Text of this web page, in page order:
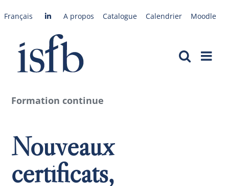
auFrançais A propos Catalogue Calendrier Moodle
Formation continue
Nouveaux
certificats,